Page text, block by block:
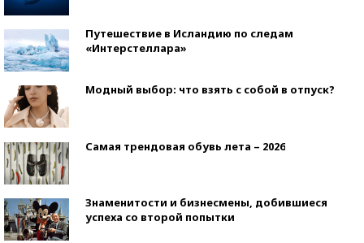
Путешествие в Исландию по следам
«Интерстеллара»
Модный выбор: что взять с собой в отпуск?
Самая трендовая обувь лета – 2026
Знаменитости и бизнесмены, добившиеся
успеха со второй попытки